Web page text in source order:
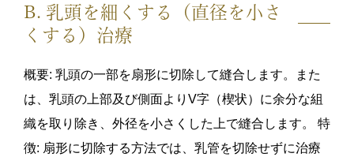
B. 乳頭を細くする（直径を小さ
くする）治療
概要: 乳頭の一部を扇形に切除して縫合します。また
は、乳頭の上部及び側面よりV字（楔状）に余分な組
織を取り除き、外径を小さくした上で縫合します。 特
徴: 扇形に切除する方法では、乳管を切除せずに治療